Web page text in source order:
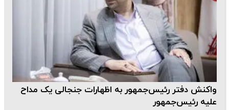
واکنش دفتر رئیس‌جمهور به اظهارات جنجالی یک مداح
علیه رئیس‌جمهور